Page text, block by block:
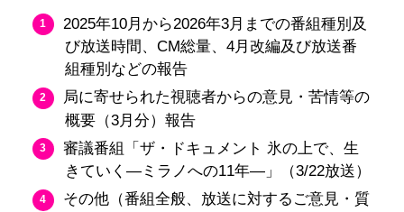
2025年10月から2026年3月までの番組種別及
び放送時間、CM総量、4月改編及び放送番
組種別などの報告
局に寄せられた視聴者からの意見・苦情等の
概要（3月分）報告
審議番組「ザ・ドキュメント 氷の上で、生
きていく—ミラノへの11年—」（3/22放送）
その他（番組全般、放送に対するご意見・質